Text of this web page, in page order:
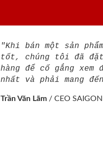
"Khi bán một sản
tốt, chúng tôi đã
hàng để cố gắng
nhất và phải mang
Trần Văn Lãm / CEO